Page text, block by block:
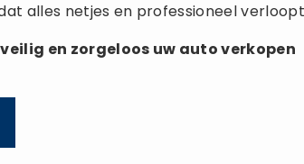
alles netjes en professioneel
en zorgeloos uw auto verkopen